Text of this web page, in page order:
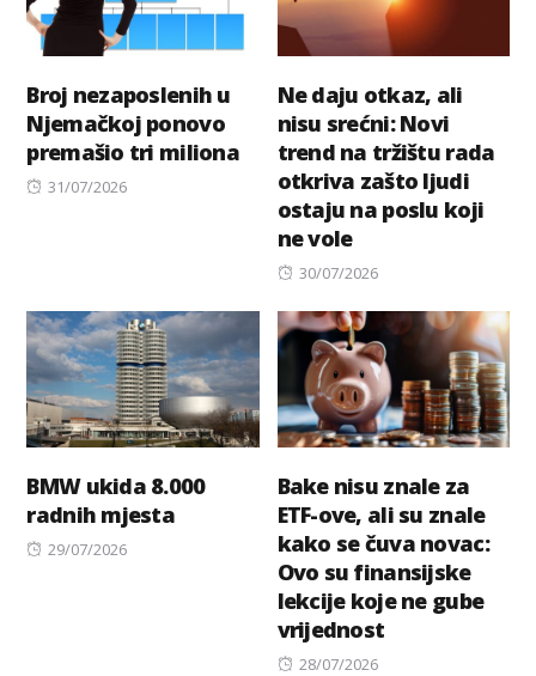
Broj nezaposlenih u
Njemačkoj ponovo
premašio tri miliona
Posted
31/07/2026
Ne daju otkaz, ali
nisu srećni: Novi
trend na tržištu rada
otkriva zašto ljudi
ostaju na poslu koji
ne vole
Posted
30/07/2026
BMW ukida 8.000
radnih mjesta
Posted
29/07/2026
Bake nisu znale za
ETF-ove, ali su znale
kako se čuva novac:
Ovo su finansijske
lekcije koje ne gube
vrijednost
Posted
28/07/2026